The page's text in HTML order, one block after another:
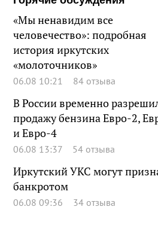
«Мы ненавидим все
человечество»: подробная
история иркутских
«молоточников»
06.08 10:21 84 отзыва
В России временно
продажу бензина Евро-2,
и Евро-4
06.08 13:37 54 отзыва
Иркутский УКС могут
банкротом
06.08 09:36 34 отзыва